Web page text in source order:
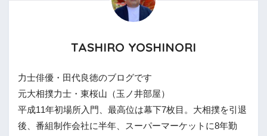
TASHIRO YOSHINORI
力士俳優・田代良徳のブログです
元大相撲力士・東桜山（玉ノ井部屋）
平成11年初場所入門、最高位は幕下7枚目。大相撲を引退
後、番組制作会社に半年、スーパーマーケットに8年勤